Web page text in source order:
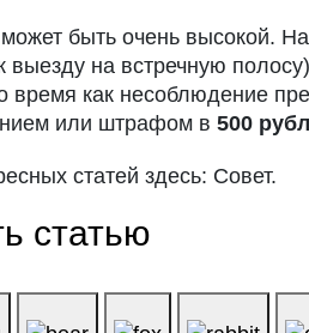
быть очень высокой.
на встречную
время как несоблюдение
или штрафом в500
статей здесь: Совет.
статью